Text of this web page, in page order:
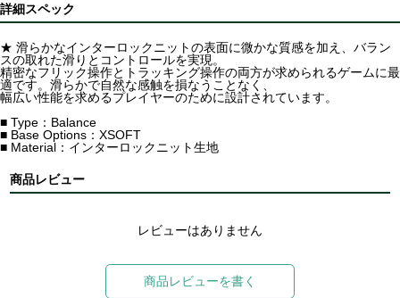
詳細スペック
★ 滑らかなインターロックニットの表面に微かな質感を加え、バラン
スの取れた滑りとコントロールを実現。
精密なフリック操作とトラッキング操作の両方が求められるゲームに最
適です。滑らかで自然な感触を損なうことなく、
幅広い性能を求めるプレイヤーのために設計されています。
■ Type：Balance
■ Base Options：XSOFT
■ Material：インターロックニット生地
商品レビュー
レビューはありません
商品レビューを書く